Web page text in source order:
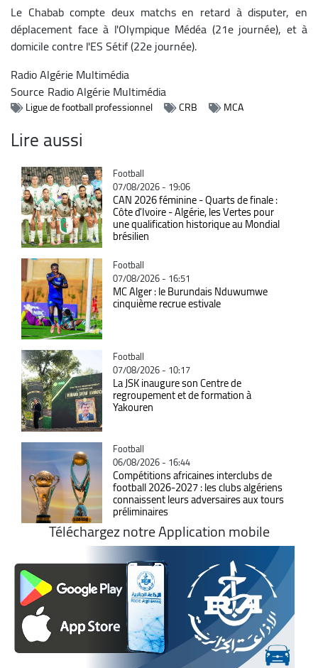
Le Chabab compte deux matchs en retard à disputer, en
déplacement face à l'Olympique Médéa (21e journée), et à
domicile contre l'ES Sétif (22e journée).
Radio Algérie Multimédia
Source Radio Algérie Multimédia
Ligue de football professionnel CRB MCA
Lire aussi
Catégorie
Football
07/08/2026 - 19:06
CAN 2026 féminine - Quarts de finale :
Côte d'Ivoire - Algérie, les Vertes pour
une qualification historique au Mondial
brésilien
Catégorie
Football
07/08/2026 - 16:51
MC Alger : le Burundais Nduwumwe
cinquième recrue estivale
Catégorie
Football
07/08/2026 - 10:17
La JSK inaugure son Centre de
regroupement et de formation à
Yakouren
Catégorie
Football
06/08/2026 - 16:44
Compétitions africaines interclubs de
football 2026-2027 : les clubs algériens
connaissent leurs adversaires aux tours
préliminaires
Téléchargez notre Application mobile